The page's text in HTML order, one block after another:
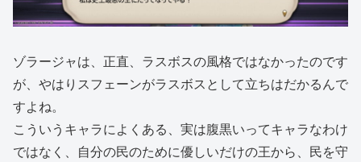
ゾラージャは、正直、ラスボスの風格ではなかったのです
が、やはりスフェーンがラスボスとして立ちはだかるんで
すよね。
こういうキャラによくある、実は腹黒いってキャラなわけ
ではなく、自分の民のために優しいだけの王から、民を守